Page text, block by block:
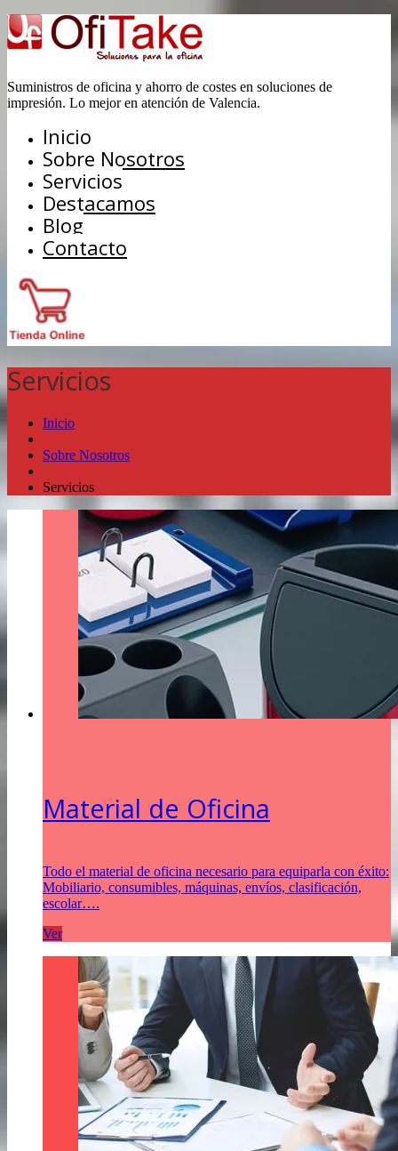
Suministros de oficina y ahorro de costes en soluciones de
impresión. Lo mejor en atención de Valencia.
Inicio
Sobre Nosotros
Servicios
Destacamos
Blog
Contacto
Servicios
Inicio
Sobre Nosotros
Servicios
Material de Oficina
Todo el material de oficina necesario para equiparla con éxito:
Mobiliario, consumibles, máquinas, envíos, clasificación,
escolar….
Ver